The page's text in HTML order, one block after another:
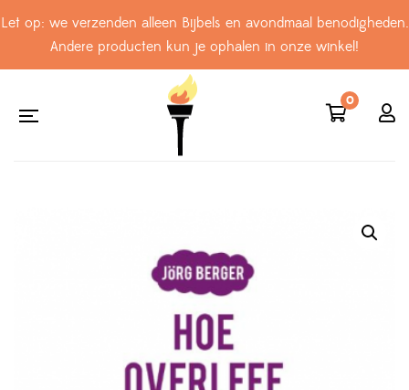
Let op: we verzenden alleen Bijbels en avondmaal benodigheden.
Andere producten kun je ophalen in onze winkel!
0